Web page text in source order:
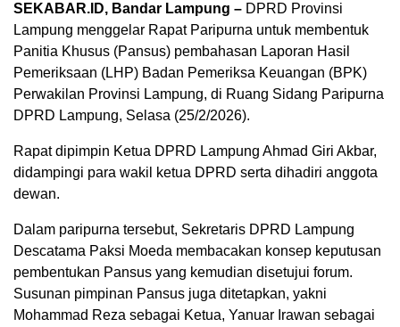
SEKABAR.ID, Bandar Lampung – DPRD Provinsi
Lampung menggelar Rapat Paripurna untuk membentuk
Panitia Khusus (Pansus) pembahasan Laporan Hasil
Pemeriksaan (LHP) Badan Pemeriksa Keuangan (BPK)
Perwakilan Provinsi Lampung, di Ruang Sidang Paripurna
DPRD Lampung, Selasa (25/2/2026).
Rapat dipimpin Ketua DPRD Lampung Ahmad Giri Akbar,
didampingi para wakil ketua DPRD serta dihadiri anggota
dewan.
Dalam paripurna tersebut, Sekretaris DPRD Lampung
Descatama Paksi Moeda membacakan konsep keputusan
pembentukan Pansus yang kemudian disetujui forum.
Susunan pimpinan Pansus juga ditetapkan, yakni
Mohammad Reza sebagai Ketua, Yanuar Irawan sebagai